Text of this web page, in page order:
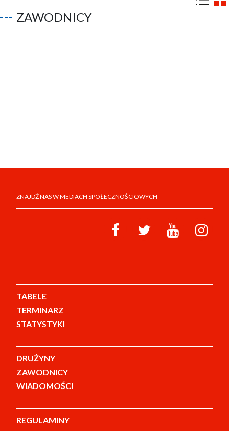
ZAWODNICY
ZNAJDŹ NAS W MEDIACH SPOŁECZNOŚCIOWYCH
TABELE
TERMINARZ
STATYSTYKI
DRUŻYNY
ZAWODNICY
WIADOMOŚCI
REGULAMINY